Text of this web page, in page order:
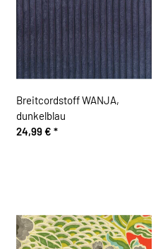
Breitcordstoff WANJA,
dunkelblau
24,99 € *